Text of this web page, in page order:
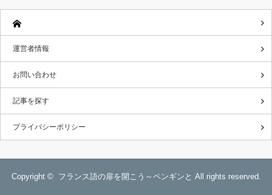
運営者情報
お問い合わせ
記事を探す
プライバシーポリシー
Copyright © フランス語の扉を開こう～ペンギンと All rights reserved.